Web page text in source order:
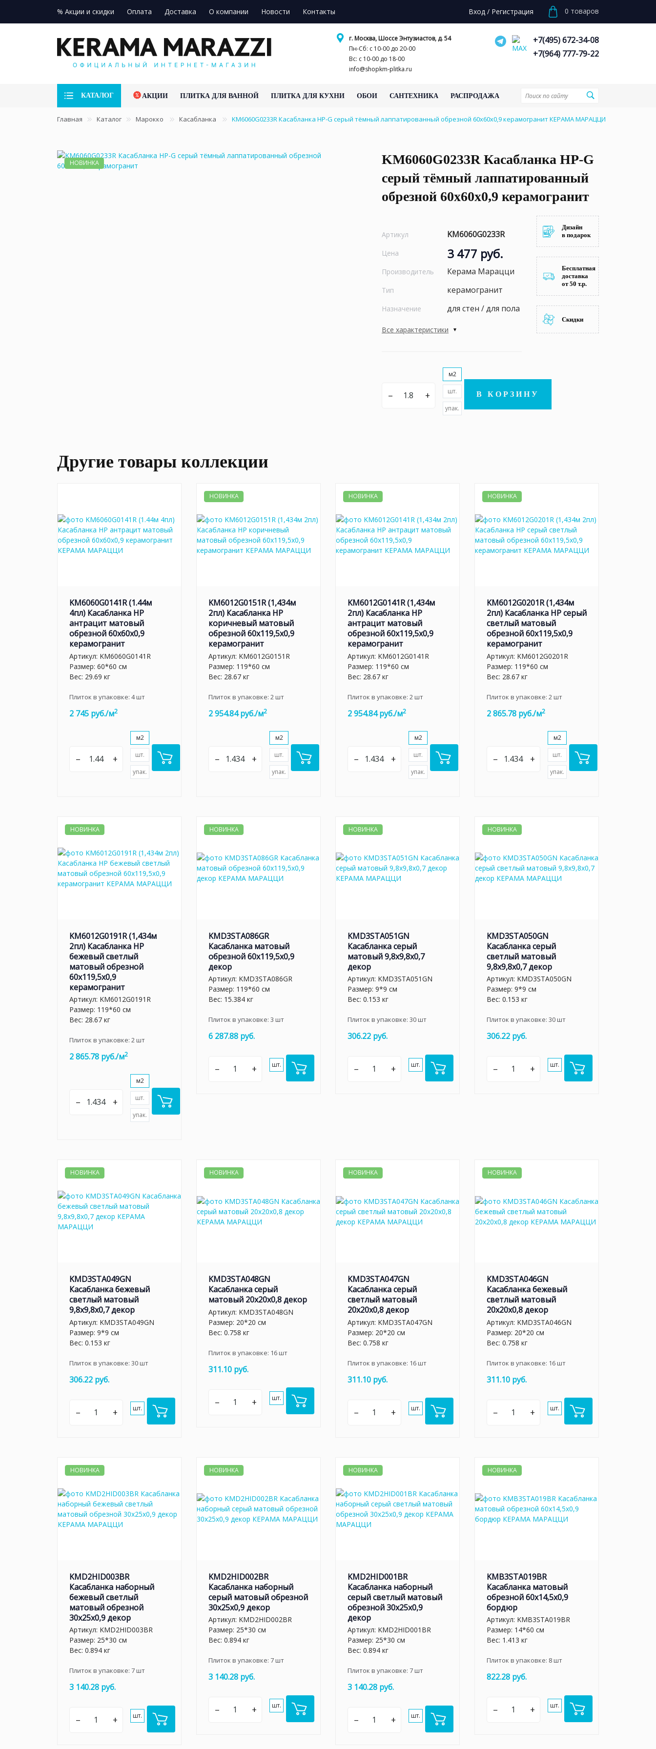
% Акции и скидки Оплата Доставка О компании Новости Контакты Вход / Регистрация 0 товаров
г. Москва, Шоссе Энтузиастов, д. 54
Пн-Сб: с 10-00 до 20-00
Вс: с 10-00 до 18-00
info@shopkm-plitka.ru
+7(495) 672-34-08
+7(964) 777-79-22
КАТАЛОГ АКЦИИ ПЛИТКА ДЛЯ ВАННОЙ ПЛИТКА ДЛЯ КУХНИ ОБОИ САНТЕХНИКА РАСПРОДАЖА
Главная Каталог Марокко Касабланка KM6060G0233R Касабланка HP-G серый тёмный лаппатированный обрезной 60x60x0,9 керамогранит КЕРАМА МАРАЦЦИ
НОВИНКА
KM6060G0233R Касабланка HP-G
серый тёмный лаппатированный
обрезной 60x60x0,9 керамогранит
Артикул KM6060G0233R
Цена 3 477 руб.
Производитель Керама Марацци
Тип керамогранит
Назначение для стен / для пола
Все характеристики
– +
м2
шт.
упак.
В КОРЗИНУ
Дизайн
в подарок
Бесплатная
доставка
от 50 т.р.
Скидки
Другие товары коллекции
KM6060G0141R (1.44м
4пл) Касабланка HP
антрацит матовый
обрезной 60x60x0,9
керамогранит
Артикул: KM6060G0141R
Размер: 60*60 см
Вес: 29.69 кг
Плиток в упаковке: 4шт
2 745 руб./м2
– +
м2
шт.
упак.
НОВИНКА
KM6012G0151R (1,434м
2пл) Касабланка HP
коричневый матовый
обрезной 60x119,5x0,9
керамогранит
Артикул: KM6012G0151R
Размер: 119*60 см
Вес: 28.67 кг
Плиток в упаковке: 2 шт
2 954.84 руб./м2
– +
м2
шт.
упак.
НОВИНКА
KM6012G0141R (1,434м
2пл) Касабланка HP
антрацит матовый
обрезной 60x119,5x0,9
керамогранит
Артикул: KM6012G0141R
Размер: 119*60 см
Вес: 28.67 кг
Плиток в упаковке: 2 шт
2 954.84 руб./м2
– +
м2
шт.
упак.
НОВИНКА
KM6012G0201R (1,434м
2пл) Касабланка HP серый
светлый матовый
обрезной 60x119,5x0,9
керамогранит
Артикул: KM6012G0201R
Размер: 119*60 см
Вес: 28.67 кг
Плиток в упаковке: 2 шт
2 865.78 руб./м2
– +
м2
шт.
упак.
НОВИНКА
KM6012G0191R (1,434м
2пл) Касабланка HP
бежевый светлый
матовый обрезной
60x119,5x0,9
керамогранит
Артикул: KM6012G0191R
Размер: 119*60 см
Вес: 28.67 кг
Плиток в упаковке: 2шт
2 865.78 руб./м2
– +
м2
шт.
упак.
НОВИНКА
KMD3STA086GR
Касабланка матовый
обрезной 60x119,5x0,9
декор
Артикул: KMD3STA086GR
Размер: 119*60 см
Вес: 15.384 кг
Плиток в упаковке: 3 шт
6 287.88 руб.
– + шт.
НОВИНКА
KMD3STA051GN
Касабланка серый
матовый 9,8x9,8x0,7
декор
Артикул: KMD3STA051GN
Размер: 9*9 см
Вес: 0.153 кг
Плиток в упаковке: 30шт
306.22 руб.
– + шт.
НОВИНКА
KMD3STA050GN
Касабланка серый
светлый матовый
9,8x9,8x0,7 декор
Артикул: KMD3STA050GN
Размер: 9*9 см
Вес: 0.153 кг
Плиток в упаковке: 30шт
306.22 руб.
– + шт.
НОВИНКА
KMD3STA049GN
Касабланка бежевый
светлый матовый
9,8x9,8x0,7 декор
Артикул: KMD3STA049GN
Размер: 9*9 см
Вес: 0.153 кг
Плиток в упаковке: 30шт
306.22 руб.
– + шт.
НОВИНКА
KMD3STA048GN
Касабланка серый
матовый 20x20x0,8 декор
Артикул: KMD3STA048GN
Размер: 20*20 см
Вес: 0.758 кг
Плиток в упаковке: 16шт
311.10 руб.
– + шт.
НОВИНКА
KMD3STA047GN
Касабланка серый
светлый матовый
20x20x0,8 декор
Артикул: KMD3STA047GN
Размер: 20*20 см
Вес: 0.758 кг
Плиток в упаковке: 16шт
311.10 руб.
– + шт.
НОВИНКА
KMD3STA046GN
Касабланка бежевый
светлый матовый
20x20x0,8 декор
Артикул: KMD3STA046GN
Размер: 20*20 см
Вес: 0.758 кг
Плиток в упаковке: 16шт
311.10 руб.
– + шт.
НОВИНКА
KMD2HID003BR
Касабланка наборный
бежевый светлый
матовый обрезной
30x25x0,9 декор
Артикул: KMD2HID003BR
Размер: 25*30 см
Вес: 0.894 кг
Плиток в упаковке: 7шт
3 140.28 руб.
– + шт.
НОВИНКА
KMD2HID002BR
Касабланка наборный
серый матовый обрезной
30x25x0,9 декор
Артикул: KMD2HID002BR
Размер: 25*30 см
Вес: 0.894 кг
Плиток в упаковке: 7шт
3 140.28 руб.
– + шт.
НОВИНКА
KMD2HID001BR
Касабланка наборный
серый светлый матовый
обрезной 30x25x0,9
декор
Артикул: KMD2HID001BR
Размер: 25*30 см
Вес: 0.894 кг
Плиток в упаковке: 7шт
3 140.28 руб.
– + шт.
НОВИНКА
KMB3STA019BR
Касабланка матовый
обрезной 60x14,5x0,9
бордюр
Артикул: KMB3STA019BR
Размер: 14*60 см
Вес: 1.413 кг
Плиток в упаковке: 8шт
822.28 руб.
– + шт.